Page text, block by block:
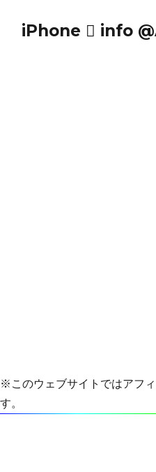
iPhone  info
※このウェブサイトではアフ
す。